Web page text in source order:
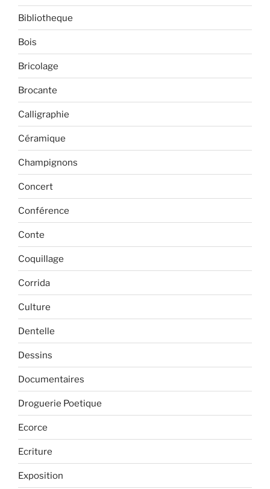
Bibliotheque
Bois
Bricolage
Brocante
Calligraphie
Céramique
Champignons
Concert
Conférence
Conte
Coquillage
Corrida
Culture
Dentelle
Dessins
Documentaires
Droguerie Poetique
Ecorce
Ecriture
Exposition